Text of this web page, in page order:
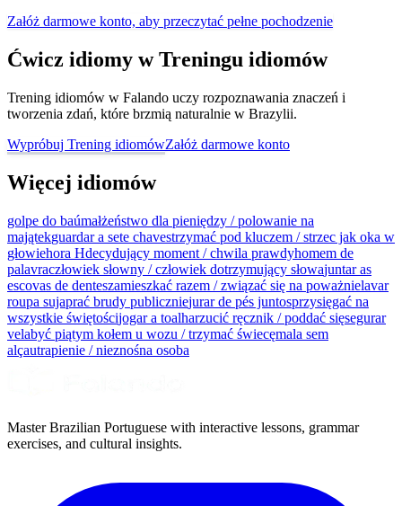
Załóż darmowe konto, aby przeczytać pełne pochodzenie
Ćwicz idiomy w Treningu idiomów
Trening idiomów w Falando uczy rozpoznawania znaczeń i
tworzenia zdań, które brzmią naturalnie w Brazylii.
Wypróbuj Trening idiomówZałóż darmowe konto
Więcej idiomów
golpe do baúmałżeństwo dla pieniędzy / polowanie na
majątekguardar a sete chavestrzymać pod kluczem / strzec jak oka w
głowiehora Hdecydujący moment / chwila prawdyhomem de
palavraczłowiek słowny / człowiek dotrzymujący słowajuntar as
escovas de denteszamieszkać razem / związać się na poważnielavar
roupa sujaprać brudy publiczniejurar de pés juntosprzysięgać na
wszystkie świętościjogar a toalharzucić ręcznik / poddać sięsegurar
velabyć piątym kołem u wozu / trzymać świecęmala sem
alçautrapienie / nieznośna osoba
Master Brazilian Portuguese with interactive lessons, grammar
exercises, and cultural insights.